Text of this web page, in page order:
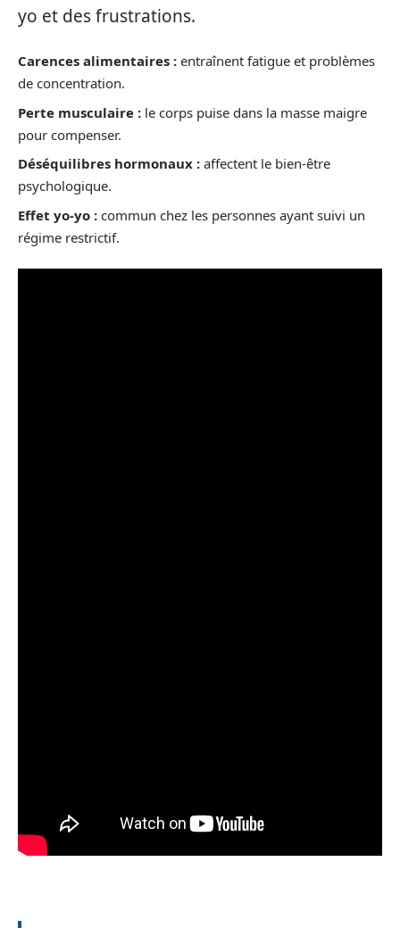
yo et des frustrations.
Carences alimentaires : entraînent fatigue et problèmes
de concentration.
Perte musculaire : le corps puise dans la masse maigre
pour compenser.
Déséquilibres hormonaux : affectent le bien-être
psychologique.
Effet yo-yo : commun chez les personnes ayant suivi un
régime restrictif.